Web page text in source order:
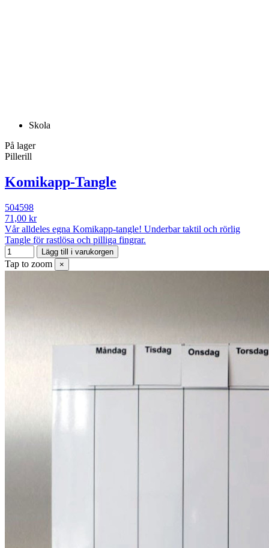
Skola
På lager
Pillerill
Komikapp-Tangle
504598
71,00 kr
Vår alldeles egna Komikapp-tangle! Underbar taktil och rörlig
Tangle för rastlösa och pilliga fingrar.
Lägg till i varukorgen
Tap to zoom ×